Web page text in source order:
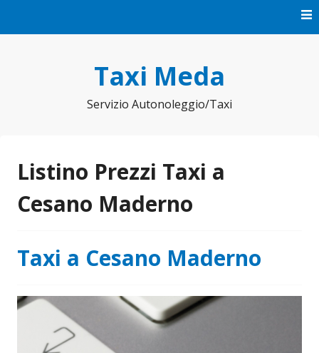
Taxi Meda
Servizio Autonoleggio/Taxi
Listino Prezzi Taxi a
Cesano Maderno
Taxi a Cesano Maderno